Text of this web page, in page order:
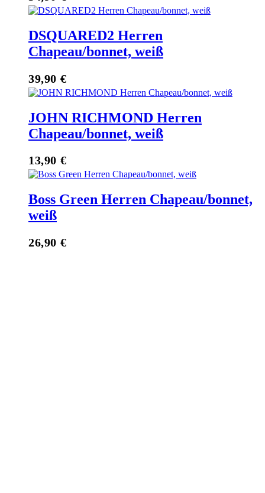
DSQUARED2 Herren
Chapeau/bonnet, weiß
39,90 €
JOHN RICHMOND Herren
Chapeau/bonnet, weiß
13,90 €
Boss Green Herren Chapeau/bonnet,
weiß
26,90 €